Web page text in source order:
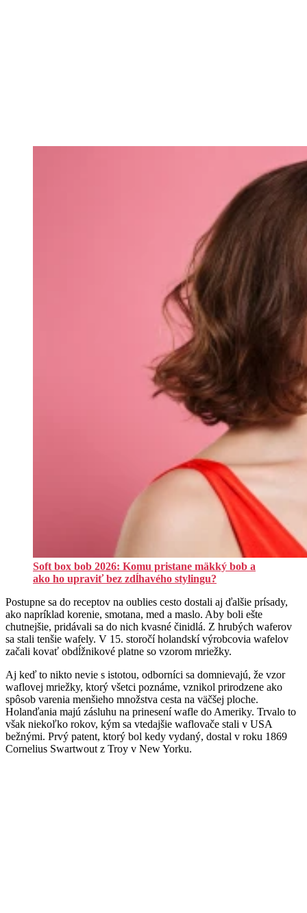
Soft box bob 2026: Komu pristane mäkký bob a
ako ho upraviť bez zdĺhavého stylingu?
Postupne sa do receptov na oublies cesto dostali aj ďalšie prísady,
ako napríklad korenie, smotana, med a maslo. Aby boli ešte
chutnejšie, pridávali sa do nich kvasné činidlá. Z hrubých waferov
sa stali tenšie wafely. V 15. storočí holandskí výrobcovia wafelov
začali kovať obdĺžnikové platne so vzorom mriežky.
Aj keď to nikto nevie s istotou, odborníci sa domnievajú, že vzor
waflovej mriežky, ktorý všetci poznáme, vznikol prirodzene ako
spôsob varenia menšieho množstva cesta na väčšej ploche.
Holanďania majú zásluhu na prinesení wafle do Ameriky. Trvalo to
však niekoľko rokov, kým sa vtedajšie waflovače stali v USA
bežnými. Prvý patent, ktorý bol kedy vydaný, dostal v roku 1869
Cornelius Swartwout z Troy v New Yorku.